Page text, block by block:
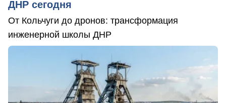
ДНР сегодня
От Кольчуги до дронов: трансформация
инженерной школы ДНР